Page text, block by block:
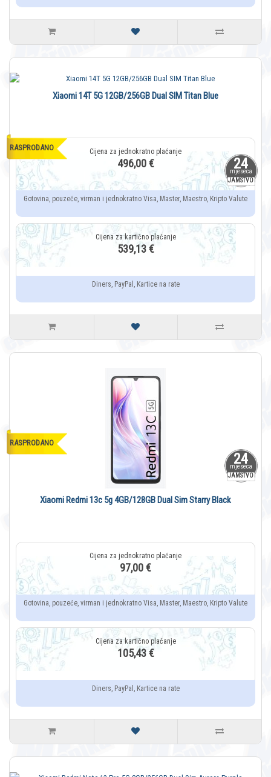
24
mjeseca
JAMSTVO
RASPRODANO
Xiaomi 14T 5G 12GB/256GB Dual SIM Titan Blue
496,00 €
Gotovina, pouzeće, virman i jednokratno Visa, Master, Maestro, Kripto Valute
539,13 €
Diners, PayPal, Kartice na rate
24
mjeseca
JAMSTVO
RASPRODANO
Xiaomi Redmi 13c 5g 4GB/128GB Dual Sim Starry Black
97,00 €
Gotovina, pouzeće, virman i jednokratno Visa, Master, Maestro, Kripto Valute
105,43 €
Diners, PayPal, Kartice na rate